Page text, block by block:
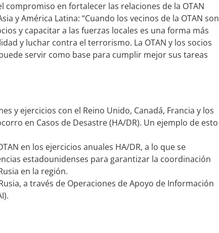
compromiso en fortalecer las relaciones de la OTAN
y América Latina: “Cuando los vecinos de la OTAN son
y capacitar a las fuerzas locales es una forma más
y luchar contra el terrorismo. La OTAN y los socios
servir como base para cumplir mejor sus tareas
y ejercicios con el Reino Unido, Canadá, Francia y los
en Casos de Desastre (HA/DR). Un ejemplo de esto
en los ejercicios anuales HA/DR, a lo que se
estadounidenses para garantizar la coordinación
en la región.
a través de Operaciones de Apoyo de Información